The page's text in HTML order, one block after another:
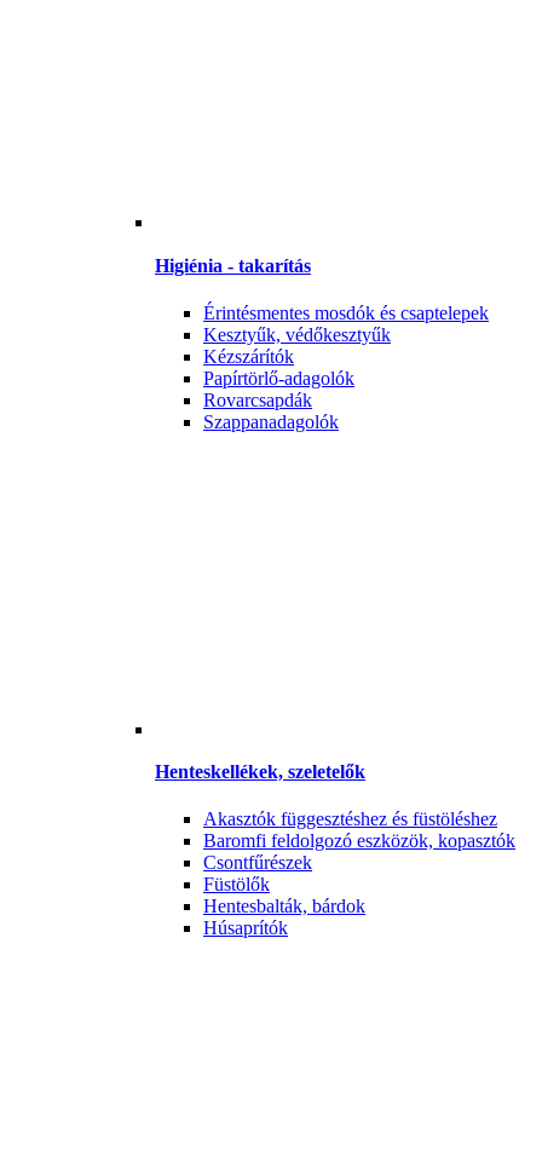
Higiénia - takarítás
Érintésmentes mosdók és csaptelepek
Kesztyűk, védőkesztyűk
Kézszárítók
Papírtörlő-adagolók
Rovarcsapdák
Szappanadagolók
Henteskellékek, szeletelők
Akasztók függesztéshez és füstöléshez
Baromfi feldolgozó eszközök, kopasztók
Csontfűrészek
Füstölők
Hentesbalták, bárdok
Húsaprítók